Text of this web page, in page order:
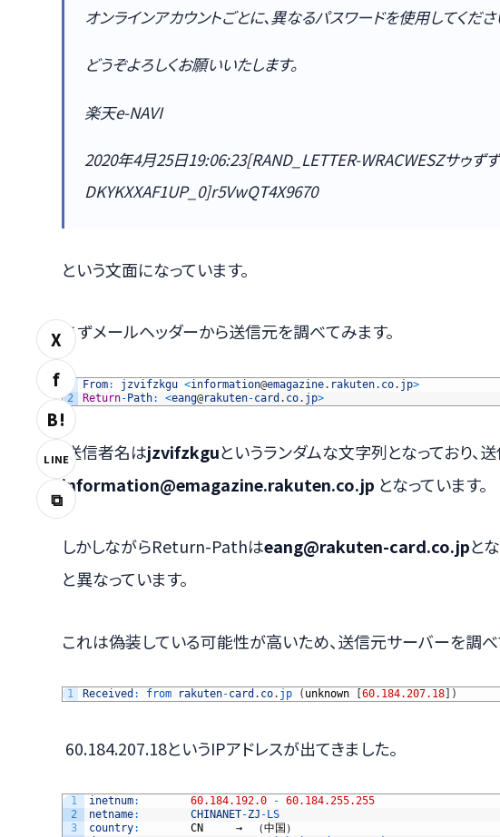
X
f
B!
LINE
⧉
オンラインアカウントごとに、異なるパスワードを使用してくださ
どうぞよろしくお願いいたします。
楽天e-NAVI
2020年4月25日19:06:23[RAND_LETTER-WRACWESZサゥず
DKYKXXAF1UP_0]r5VwQT4X9670
という文面になっています。
まずメールヘッダーから送信元を調べてみます。
2
From: jzvifzkgu <information@emagazine. rakuten. co. jp>
Return-Path: <eang@rakuten-card . co. jp>
送信者名はjzvifzkguというランダムな文字列となっており、
information@emagazine.rakuten.co.jp となっています。
しかしながらReturn-Pathはeang@rakuten-card.co.jpと
と異なっています。
これは偽装している可能性が高いため、送信元サーバーを調べ
1 Received : from rakuten-card . co. jp ( unknown 60.184.207.18 )
60.184.207.18というIPアドレスが出てきました。
1
2
3
inetnum: 60.184.192.0 - 60.184.255.255
netname: CHINANET-ZJ - LS
country: CN →　（中国）